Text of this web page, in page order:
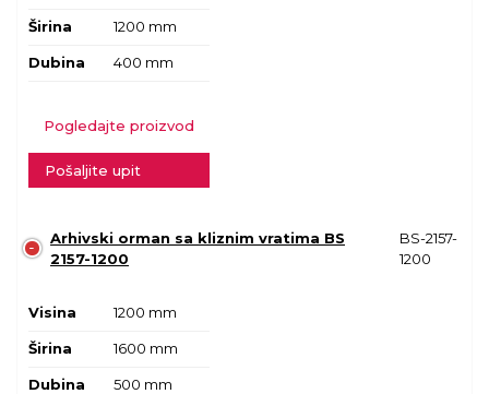
Širina 1200 mm
Dubina 400 mm
Pogledajte proizvod
Pošaljite upit
Arhivski orman sa kliznim vratima BS
2157-1200
BS-2157-
1200
Visina 1200 mm
Širina 1600 mm
Dubina 500 mm